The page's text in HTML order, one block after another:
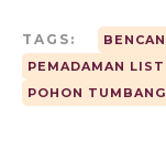
TAGS:
PEMADAMAN
POHON TUMBANG